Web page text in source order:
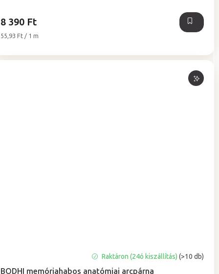
8 390 Ft
Egységár:
55,93 Ft / 1 m
BODHI memóriahabos anatómiai arcpárna
Raktáron (24ó kiszállítás)(>10 db)